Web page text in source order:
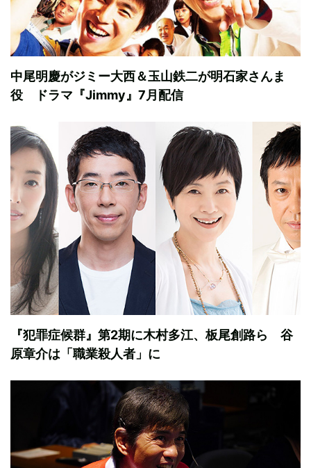
中尾明慶がジミー大西＆玉山鉄二が明石家さんま
役 ドラマ『Jimmy』7月配信
『犯罪症候群』第2期に木村多江、板尾創路ら 谷
原章介は「職業殺人者」に